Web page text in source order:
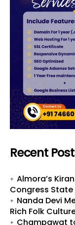
Recent
Almora’s
Congress
Nanda Devi
Rich Folk
Champawat